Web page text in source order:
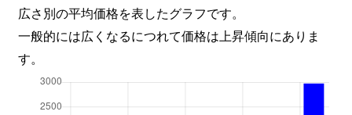
広さ別の平均価格を表したグラフです。
一般的には広くなるにつれて価格は上昇傾向にありま
す。